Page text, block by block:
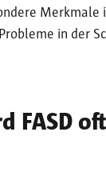
Merkmale
in der
FASD